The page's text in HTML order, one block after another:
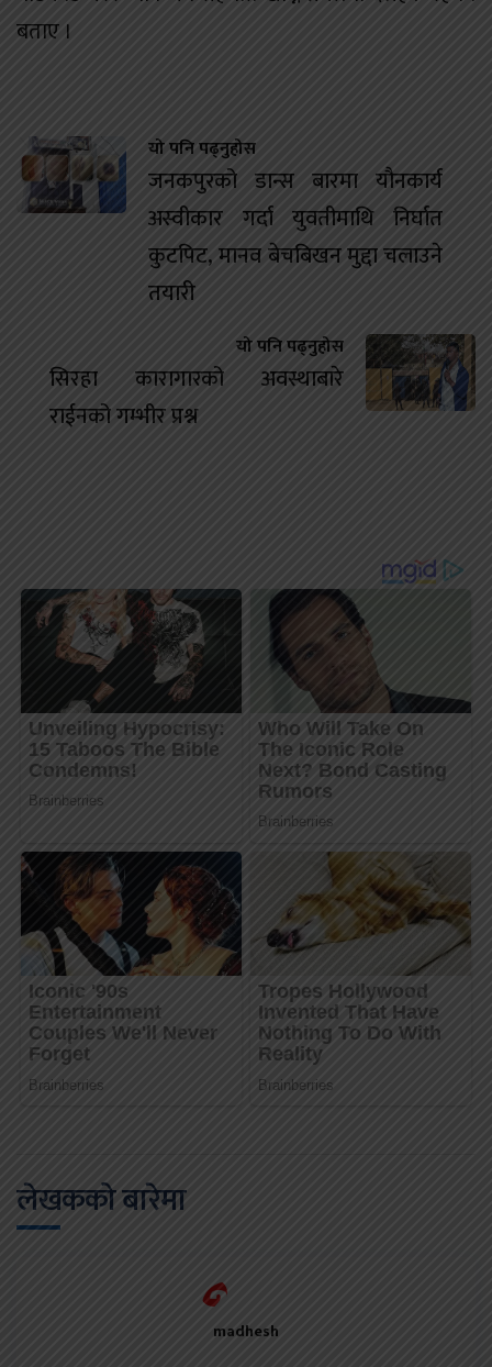
बताए ।
यो पनि पढ्नुहोस
जनकपुरको डान्स बारमा यौनकार्य
अस्वीकार गर्दा युवतीमाथि निर्घात
कुटपिट, मानव बेचबिखन मुद्दा चलाउने
तयारी
यो पनि पढ्नुहोस
सिरहा कारागारको अवस्थाबारे
राईनको गम्भीर प्रश्न
लेखकको बारेमा
madhesh